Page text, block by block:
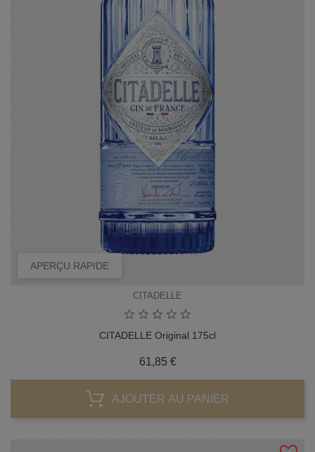
APERÇU RAPIDE
CITADELLE
CITADELLE Original 175cl
61,85 €Prix
AJOUTER AU PANIER